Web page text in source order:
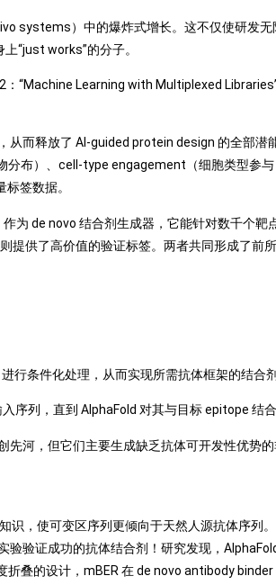
systems）中的爆炸式增长。这不仅使研发
“just works”的分子。
“Machine Learning with Multiplexed
而释放了 AI-guided protein design 的全部潜
布）、cell‑type engagement（细胞类型参
签数据。
为 de novo 结合剂生成器，它能针对数千个
供了高价值的验证标签。两者共同形成了前
行条件化处理，从而实现所需抗体框架的结合剂
列，直到 AlphaFold 对其与目标 epitope 结合
河，但它们主要生成缺乏抗体可开发性优势
，使可变区序列更倾向于天然人源抗体序列。
验证成功的抗体结合剂！研究发现，
折叠的设计，mBER 在 de novo antibody